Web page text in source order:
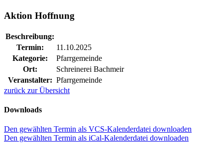
Aktion Hoffnung
Beschreibung:
Termin:
11.10.2025
Kategorie:
Pfarrgemeinde
Ort:
Schreinerei Bachmeir
Veranstalter: Pfarrgemeinde
zurück zur Übersicht
Downloads
Den gewählten Termin als VCS-Kalenderdatei downloaden
Den gewählten Termin als iCal-Kalenderdatei downloaden